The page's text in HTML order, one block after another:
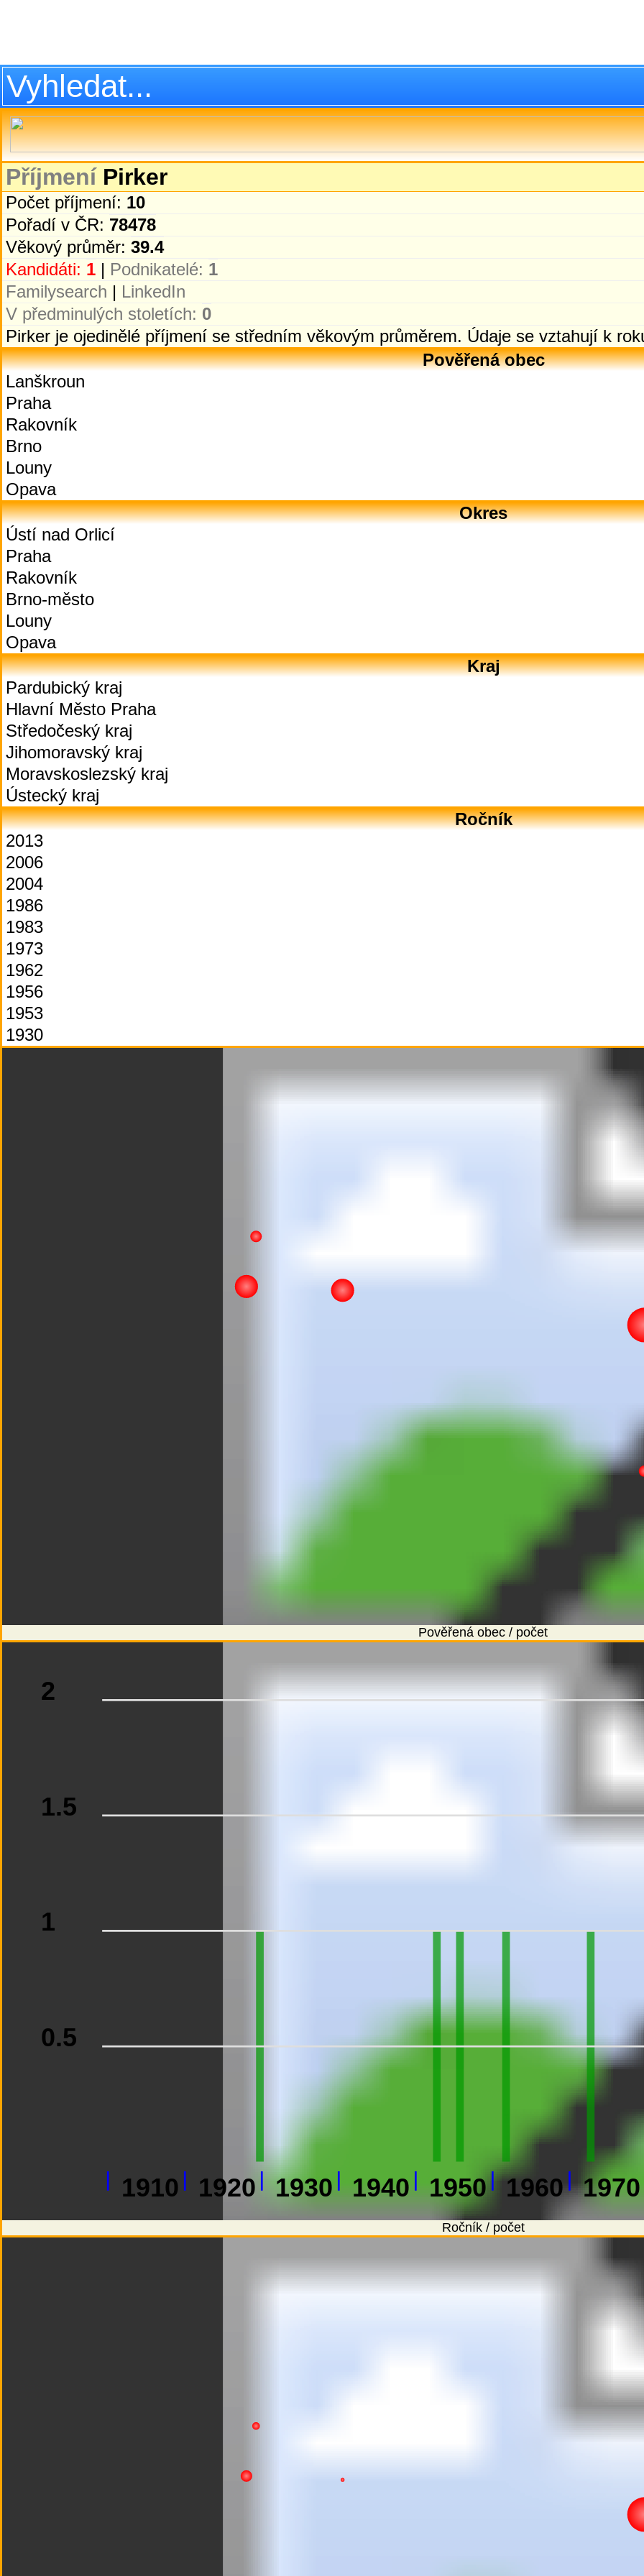
PříjmeníPirker
Počet příjmení: 10
Pořadí v ČR: 78478
Věkový průměr: 39.4
Kandidáti: 1 | Podnikatelé: 1
Familysearch | LinkedIn
V předminulých stoletích: 0
Pirker je ojedinělé příjmení se středním věkovým průměrem. Údaje se vztahují k
Pověřená obec
Lanškroun
Praha
Rakovník
Brno
Louny
Opava
Okres
Ústí nad Orlicí
Praha
Rakovník
Brno-město
Louny
Opava
Kraj
Pardubický kraj
Hlavní Město Praha
Středočeský kraj
Jihomoravský kraj
Moravskoslezský kraj
Ústecký kraj
Ročník
2013
2006
2004
1986
1983
1973
1962
1956
1953
1930
Pověřená obec / počet
1910 1920 1930 1940 1950 1960 1970
0.5
1
1.5
2
Ročník / počet